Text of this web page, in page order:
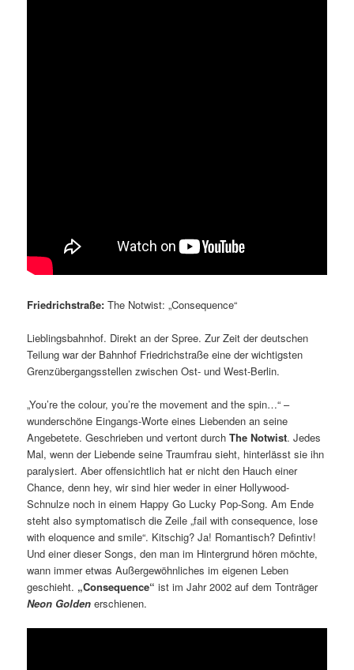
Friedrichstraße: The Notwist: „Consequence“
Lieblingsbahnhof. Direkt an der Spree. Zur Zeit der deutschen
Teilung war der Bahnhof Friedrichstraße eine der wichtigsten
Grenzübergangsstellen zwischen Ost- und West-Berlin.
„You’re the colour, you’re the movement and the spin…“ –
wunderschöne Eingangs-Worte eines Liebenden an seine
Angebetete. Geschrieben und vertont durchThe Notwist. Jedes
Mal, wenn der Liebende seine Traumfrau sieht, hinterlässt sie ihn
paralysiert. Aber offensichtlich hat er nicht den Hauch einer
Chance, denn hey, wir sind hier weder in einer Hollywood-
Schnulze noch in einem Happy Go Lucky Pop-Song. Am Ende
steht also symptomatisch die Zeile „fail with consequence, lose
with eloquence and smile“. Kitschig? Ja! Romantisch? Defintiv!
Und einer dieser Songs, den man im Hintergrund hören möchte,
wann immer etwas Außergewöhnliches im eigenen Leben
geschieht. „Consequence“ ist im Jahr 2002 auf dem Tonträger
Neon Goldenerschienen.